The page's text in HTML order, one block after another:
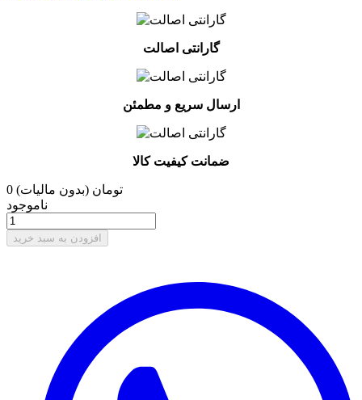
گارانتی اصالت
ارسال سریع و مطمئن
ضمانت کیفیت کالا
0 تومان (بدون مالیات)
ناموجود
افزودن به سبد خرید